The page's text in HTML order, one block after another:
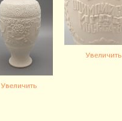
Увеличить
Увеличить